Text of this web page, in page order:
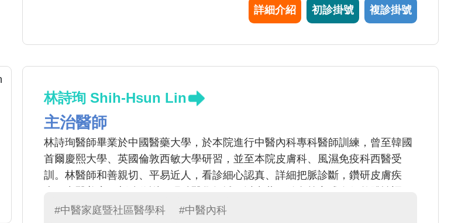
詳細介紹 初診掛號 複診掛號
林詩珣 Shih-Hsun Lin
主治醫師
林詩珣醫師畢業於中國醫藥大學，於本院進行中醫內科專科醫師訓練，曾至韓國
首爾慶熙大學、英國倫敦西敏大學研習，並至本院皮膚科、風濕免疫科西醫受
訓。林醫師和善親切、平易近人，看診細心認真、詳細把脈診斷，鑽研皮膚疾
理，並給予飲食衛教與生活作息建議，期望帶給民眾中醫即生活的感受。
#中醫家庭暨社區醫學科 #中醫內科